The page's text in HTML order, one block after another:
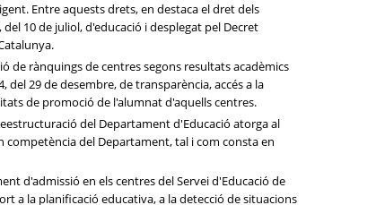
Entre aquests drets, en destaca el dret dels
10 de juliol, d'educació i desplegat pel Decret
de rànquings de centres segons resultats acadèmics
29 de desembre, de transparència, accés a la
de promoció de l'alumnat d'aquells centres.
del Departament d'Educació atorga al
competència del Departament, tal i com consta en
d'admissió en els centres del Servei d'Educació de
a la planificació educativa, a la detecció de situacions